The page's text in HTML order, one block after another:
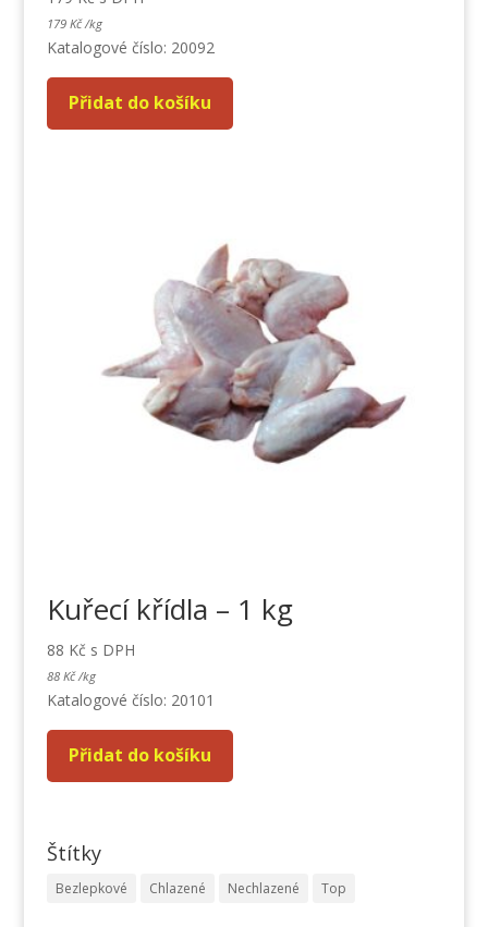
179 Kč /kg
Katalogové číslo: 20092
Přidat do košíku
Kuřecí křídla – 1 kg
88 Kč s DPH
88 Kč /kg
Katalogové číslo: 20101
Přidat do košíku
Štítky
Bezlepkové Chlazené Nechlazené Top